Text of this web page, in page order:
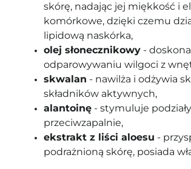
skórę, nadając jej miękkość i
komórkowe, dzięki czemu
lipidową naskórka,
olej słonecznikowy -
odparowywaniu wilgoci z
skwalan - nawilża i odżywia
składników aktywnych,
alantoinę - stymuluje
przeciwzapalnie,
ekstrakt z liści aloesu -
podrażnioną skórę, posiada